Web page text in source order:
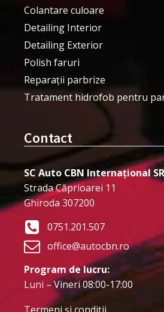
Colantare culoare
Detailing Interior
Detailing Exterior
Polish faruri
Reparații parbrize
Tratament hidrofob pentru
Contact
SC Auto CBN Internațional
Strada Căprioarei 11
Ghiroda 307200
0751.201.507
office@autocbn.ro
Program de lucru:
Luni – Vineri 08:00-17:00